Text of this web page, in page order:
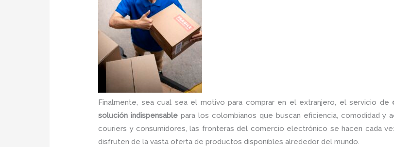
Finalmente, sea cual sea el motivo para comprar en el extranjero, el servicio de
solución indispensablepara los colombianos que buscan eficiencia, comodidad y
couriers y consumidores, las fronteras del comercio electrónico se hacen cada
disfruten de la vasta oferta de productos disponibles alrededor del mundo.